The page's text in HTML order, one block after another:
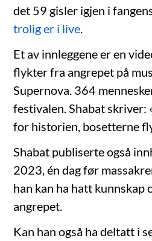
det 59 gisler igjen i
trolig er i live
Et av innleggene er en
flykter fra angrepet på
Supernova. 364
festivalen. Shabat skriver:
for historien, bosetterne
Shabat publiserte også
2023, én dag før
han kan ha hatt kunnskap
angrepet.
Kan han også ha deltatt i